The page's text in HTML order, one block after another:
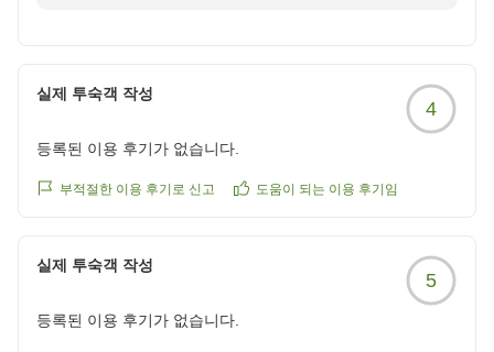
ついてもご満足いただけて、大変嬉しい限りでございま
すと幸いです。
실제 투숙객 작성
4
등록된 이용 후기가 없습니다.
부적절한 이용 후기로 신고 도움이 되는 이용 후기임
실제 투숙객 작성
5
등록된 이용 후기가 없습니다.